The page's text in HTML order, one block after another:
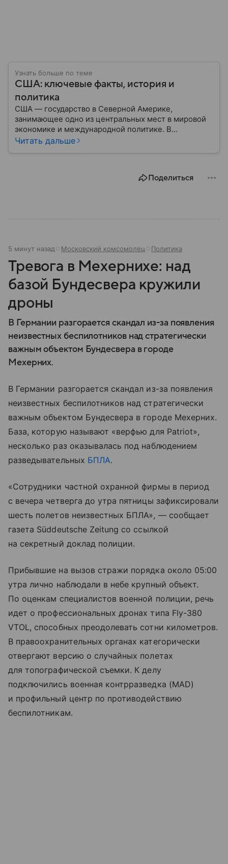
Узнать больше по теме
США: ключевые факты, история и
политика
США — государство в Северной Америке,
занимающее одно из центральных мест в мировой
экономике и международной политике. В
материале — основные сведения об этой стране.
Читать дальше
Поделиться
5 минут назад Московский комсомолец Политика
Тревога в Мехернихе: над
базой Бундесвера кружили
дроны
В Германии разгорается скандал из-за появления
неизвестных беспилотников над стратегически
важным объектом Бундесвера в городе
Мехерних.
В Германии разгорается скандал из-за появления
неизвестных беспилотников над стратегически
важным объектом Бундесвера в городе Мехерних.
База, которую называют «верфью для Patriot»,
несколько раз оказывалась под наблюдением
разведывательных БПЛА.
«Сотрудники частной охранной фирмы в период
с вечера четверга до утра пятницы зафиксировали
шесть полетов неизвестных БПЛА», — сообщает
газета Süddeutsche Zeitung со ссылкой
на секретный доклад полиции.
Прибывшие на вызов стражи порядка около 05:00
утра лично наблюдали в небе крупный объект.
По оценкам специалистов военной полиции, речь
идет о профессиональных дронах типа Fly-380
VTOL, способных преодолевать сотни километров.
В правоохранительных органах категорически
отвергают версию о случайных полетах
для топографической съемки. К делу
подключились военная контрразведка (MAD)
и профильный центр по противодействию
беспилотникам.